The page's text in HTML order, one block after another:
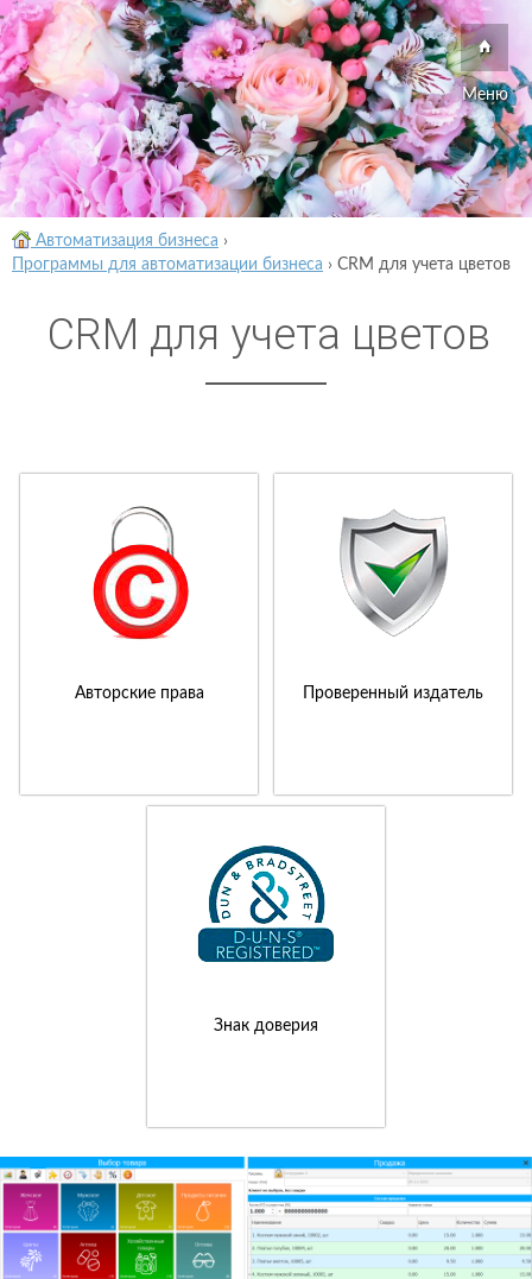
Меню
Автоматизация бизнеса ›
Программы для автоматизации бизнеса › CRM для учета цветов
CRM для учета цветов
Авторские права Проверенный издатель
Знак доверия